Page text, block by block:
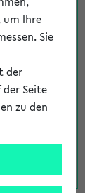
zu
Der BIS
Ihre
der
um Ihre
Sie
der
Seite
zu den